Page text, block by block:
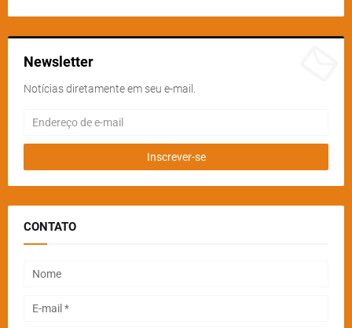
Newsletter
Notícias diretamente em seu e-mail.
CONTATO